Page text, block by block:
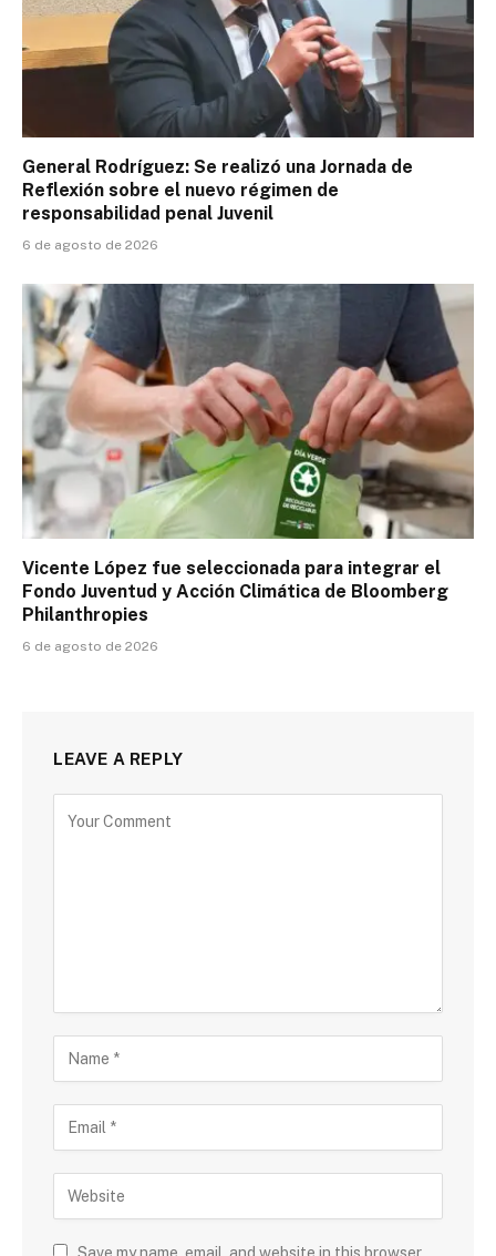
General Rodríguez: Se realizó una Jornada de
Reflexión sobre el nuevo régimen de
responsabilidad penal Juvenil
6 de agosto de 2026
Vicente López fue seleccionada para integrar el
Fondo Juventud y Acción Climática de Bloomberg
Philanthropies
6 de agosto de 2026
LEAVE A REPLY
Save my name, email, and website in this browser